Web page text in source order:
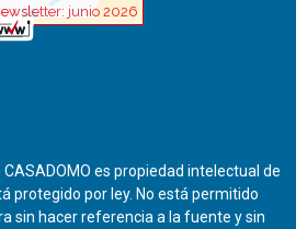
es propiedad intelectual de
protegido por ley. No está permitido
sin hacer referencia a la fuente y sin